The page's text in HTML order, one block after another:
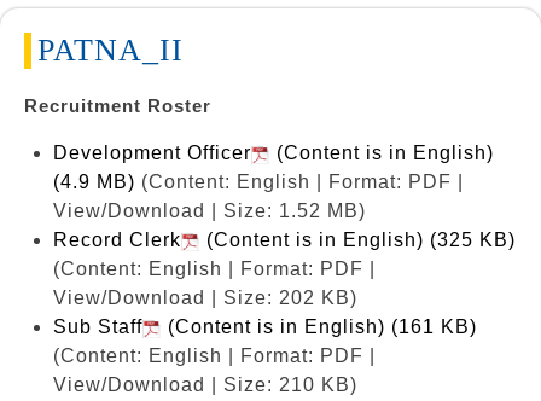
PATNA_II
Recruitment Roster
Development Officer
(Content is in English)
(4.9 MB) (Content: English | Format: PDF |
View/Download | Size: 1.52 MB)
Record Clerk
(Content is in English) (325 KB)
(Content: English | Format: PDF |
View/Download | Size: 202 KB)
Sub Staff
(Content is in English) (161 KB)
(Content: English | Format: PDF |
View/Download | Size: 210 KB)